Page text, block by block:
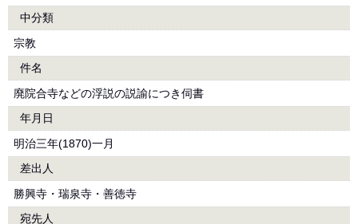
中分類
宗教
件名
廃院合寺などの浮説の説諭につき伺書
年月日
明治三年(1870)一月
差出人
勝興寺・瑞泉寺・善徳寺
宛先人